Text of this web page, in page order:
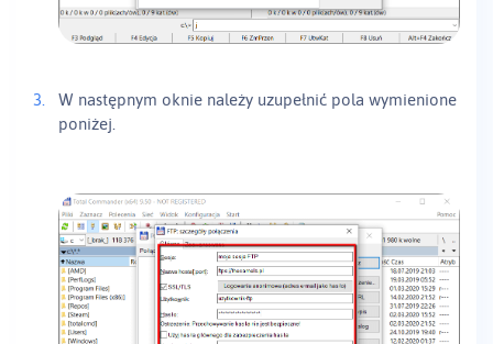
W następnym oknie należy uzupełnić pola wymienione
poniżej.